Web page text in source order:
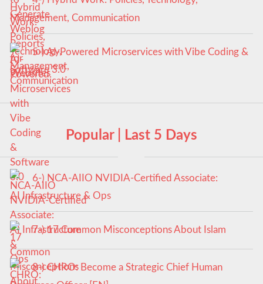
Management, Communication
5-) AI-Powered Microservices with Vibe Coding &
Software 3.0
Popular | Last 5 Days
6-) NCA‑AIIO NVIDIA‑Certified Associate:
AI Infrastructure & Ops
7-) 17 Common Misconceptions About Islam
8-) CHRO: Become a Strategic Chief Human